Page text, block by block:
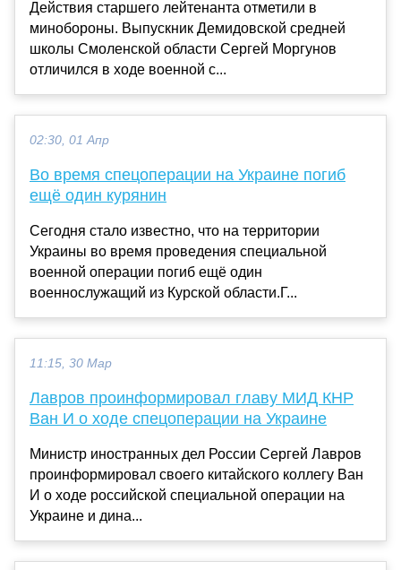
Действия старшего лейтенанта отметили в
минобороны. Выпускник Демидовской средней
школы Смоленской области Сергей Моргунов
отличился в ходе военной с...
02:30, 01 Апр
Во время спецоперации на Украине погиб
ещё один курянин
Сегодня стало известно, что на территории
Украины во время проведения специальной
военной операции погиб ещё один
военнослужащий из Курской области.Г...
11:15, 30 Мар
Лавров проинформировал главу МИД КНР
Ван И о ходе спецоперации на Украине
Министр иностранных дел России Сергей Лавров
проинформировал своего китайского коллегу Ван
И о ходе российской специальной операции на
Украине и дина...